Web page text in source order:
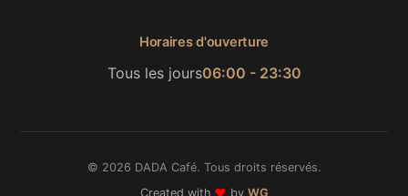
Horaires d'ouverture
Tous les jours06:00 - 23:30
© 2026 DADA Café. Tous droits réservés.
Created with ❤️ by WG